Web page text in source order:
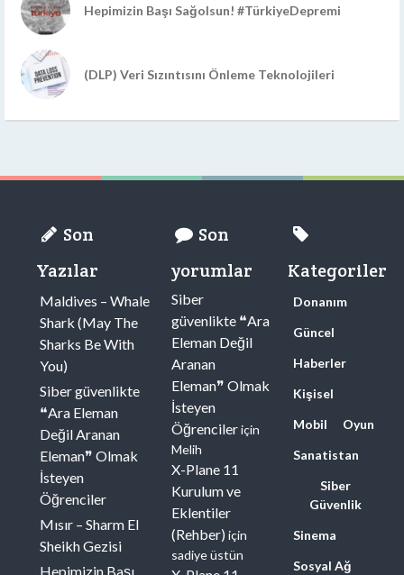
Hepimizin Başı Sağolsun! #TürkiyeDepremi
(DLP) Veri Sızıntısını Önleme Teknolojileri
Son
Yazılar
Maldives – Whale
Shark (May The
Sharks Be With
You)
Siber güvenlikte
❝Ara Eleman
Değil Aranan
Eleman❞ Olmak
İsteyen
Öğrenciler
Mısır – Sharm El
Sheikh Gezisi
Hepimizin Başı
Son
yorumlar
Siber
güvenlikte ❝Ara
Eleman Değil
Aranan
Eleman❞ Olmak
İsteyen
Öğrencileriçin
Melih
X-Plane 11
Kurulum ve
Eklentiler
(Rehber) için
sadiye üstün
Kategoriler
Donanım
Güncel
Haberler
Kişisel
Mobil
Oyun
Sanatistan
Siber
Güvenlik
Sinema
Sosyal Ağ